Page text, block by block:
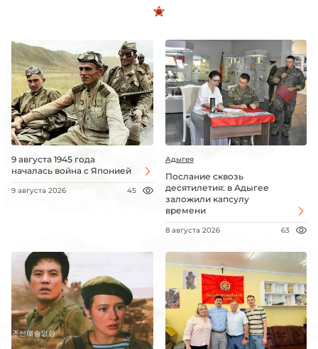
9 августа 1945 года
началась война с Японией
9 августа 2026 45
Адыгея
Послание сквозь
десятилетия: в Адыгее
заложили капсулу
времени
8 августа 2026 63